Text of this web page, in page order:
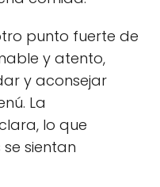
punto fuerte de
y atento,
y aconsejar
La
lo que
sientan